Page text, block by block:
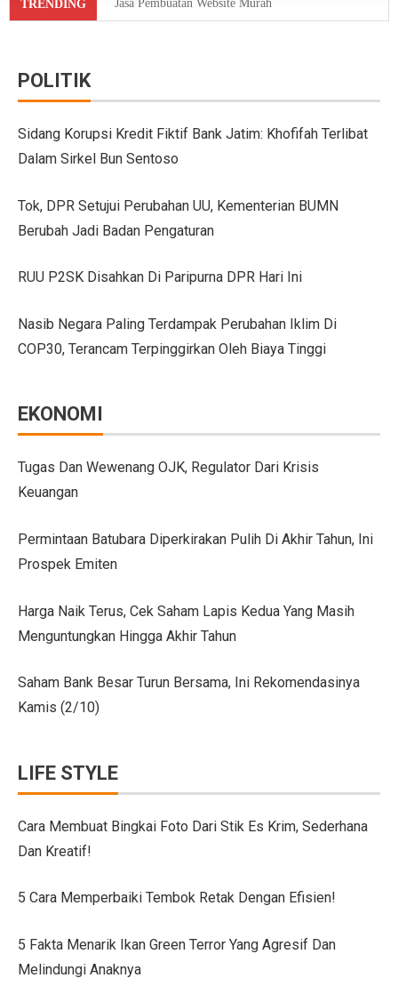
TRENDING Jasa Pembuatan Website Murah
GIIAS Bandung 2025: Sinergi Pemerintah, Industri,
Trio Unggulan Suzuki di GIIAS Bandung 2025:
Daihatsu Rocky Diluncurkan di GIIAS: SUV Kompak
Hyundai Akan Rilis Mobil Listrik Baru Tahun Ini
28 Kendaraan Perusahaan di Aceh Tamiang Pakai
Pengalaman Pertama Mengemudi Jaecoo J8, SUV
Persaingan BMW dan Mercedes-Benz Hadapi Bebas
Citroen C3 Sport dan Jeep Gladiator Meluncur di
Uji Coba Mobil SUV JAECOO J8 SHS ARDIS di
Jeep Gladiator Sport Tampil di GIIAS Bandung 2025
GIIAS Bandung 2025: Konsistensi 54 Tahun Toyota
10 Model Batu Alam Dinding Minimalis Terbaru
Cara Membuat Bingkai Foto dari Stik Es Krim,
Tips Menata Hiasan Dinding untuk Ruang Tamu Estetis
POLITIK
Sidang Korupsi Kredit Fiktif Bank Jatim: Khofifah Terlibat
Dalam Sirkel Bun Sentoso
Tok, DPR Setujui Perubahan UU, Kementerian BUMN
Berubah Jadi Badan Pengaturan
RUU P2SK Disahkan Di Paripurna DPR Hari Ini
Nasib Negara Paling Terdampak Perubahan Iklim Di
COP30, Terancam Terpinggirkan Oleh Biaya Tinggi
EKONOMI
Tugas Dan Wewenang OJK, Regulator Dari Krisis
Keuangan
Permintaan Batubara Diperkirakan Pulih Di Akhir Tahun, Ini
Prospek Emiten
Harga Naik Terus, Cek Saham Lapis Kedua Yang Masih
Menguntungkan Hingga Akhir Tahun
Saham Bank Besar Turun Bersama, Ini Rekomendasinya
Kamis (2/10)
LIFE STYLE
Cara Membuat Bingkai Foto Dari Stik Es Krim, Sederhana
Dan Kreatif!
5 Cara Memperbaiki Tembok Retak Dengan Efisien!
5 Fakta Menarik Ikan Green Terror Yang Agresif Dan
Melindungi Anaknya